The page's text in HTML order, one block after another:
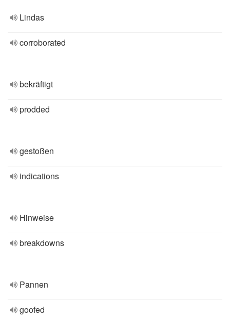
Lindas
corroborated
bekräftigt
prodded
gestoßen
indications
Hinweise
breakdowns
Pannen
goofed